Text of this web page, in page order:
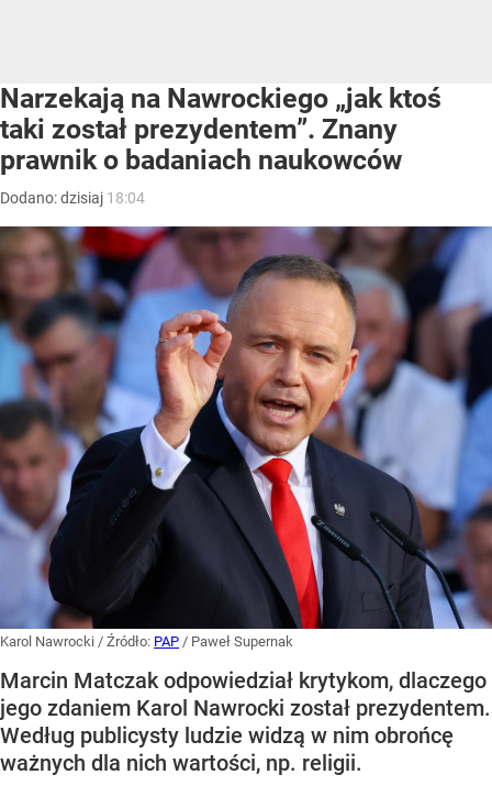
Narzekają na Nawrockiego „jak ktoś
taki został prezydentem”. Znany
prawnik o badaniach naukowców
Dodano:dzisiaj 18:04
Karol Nawrocki / Źródło: PAP / Paweł Supernak
Marcin Matczak odpowiedział krytykom, dlaczego
jego zdaniem Karol Nawrocki został prezydentem.
Według publicysty ludzie widzą w nim obrońcę
ważnych dla nich wartości, np. religii.